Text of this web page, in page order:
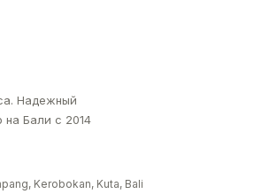
Надежный
на Бали с 2014
Kerobokan, Kuta, Bali